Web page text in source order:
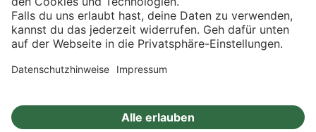
Impressum
Privatsphäre-Einstellungen